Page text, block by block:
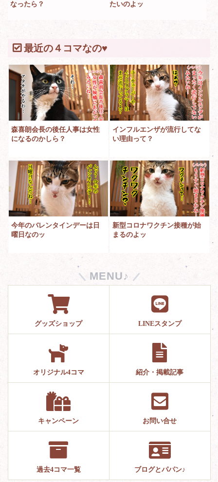
なったら？ たいのよッ
最近の４コマなの♥
森喜朗会長の後任人事は女性
になるのかしら？
インフルエンザが流行してな
い理由って？
今年のバレンタインデーは日
曜日なのッ
新型コロナワクチン接種が始
まるのよッ
MENU♪
グッズショップ LINEスタンプ
オリジナル4コマ 紹介・掲載記事
キャンペーン お問い合せ
過去4コマ一覧 ブログとパパン♪